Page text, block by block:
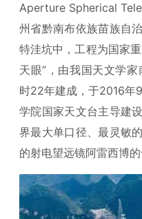
Aperture Spherical
州省黔南布依族苗族自
特洼坑中，工程为国家
天眼”，由我国天文学
时22年建成，于2016年
学院国家天文台主导建
界最大单口径、最灵敏
的射电望远镜阿雷西博的